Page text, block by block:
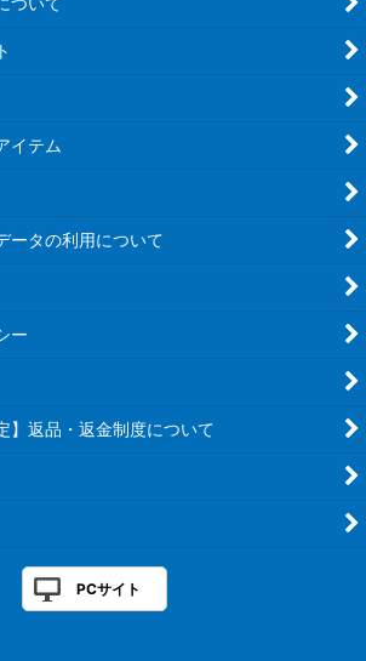
イテム
ータの利用について
ー
】返品・返金制度について
PCサイト